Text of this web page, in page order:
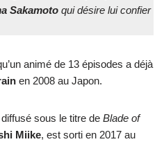
Sakamoto qui désire lui confier
animé de 13 épisodes a déjà
en 2008 au Japon.
sous le titre de Blade of
Miike, est sorti en 2017 au